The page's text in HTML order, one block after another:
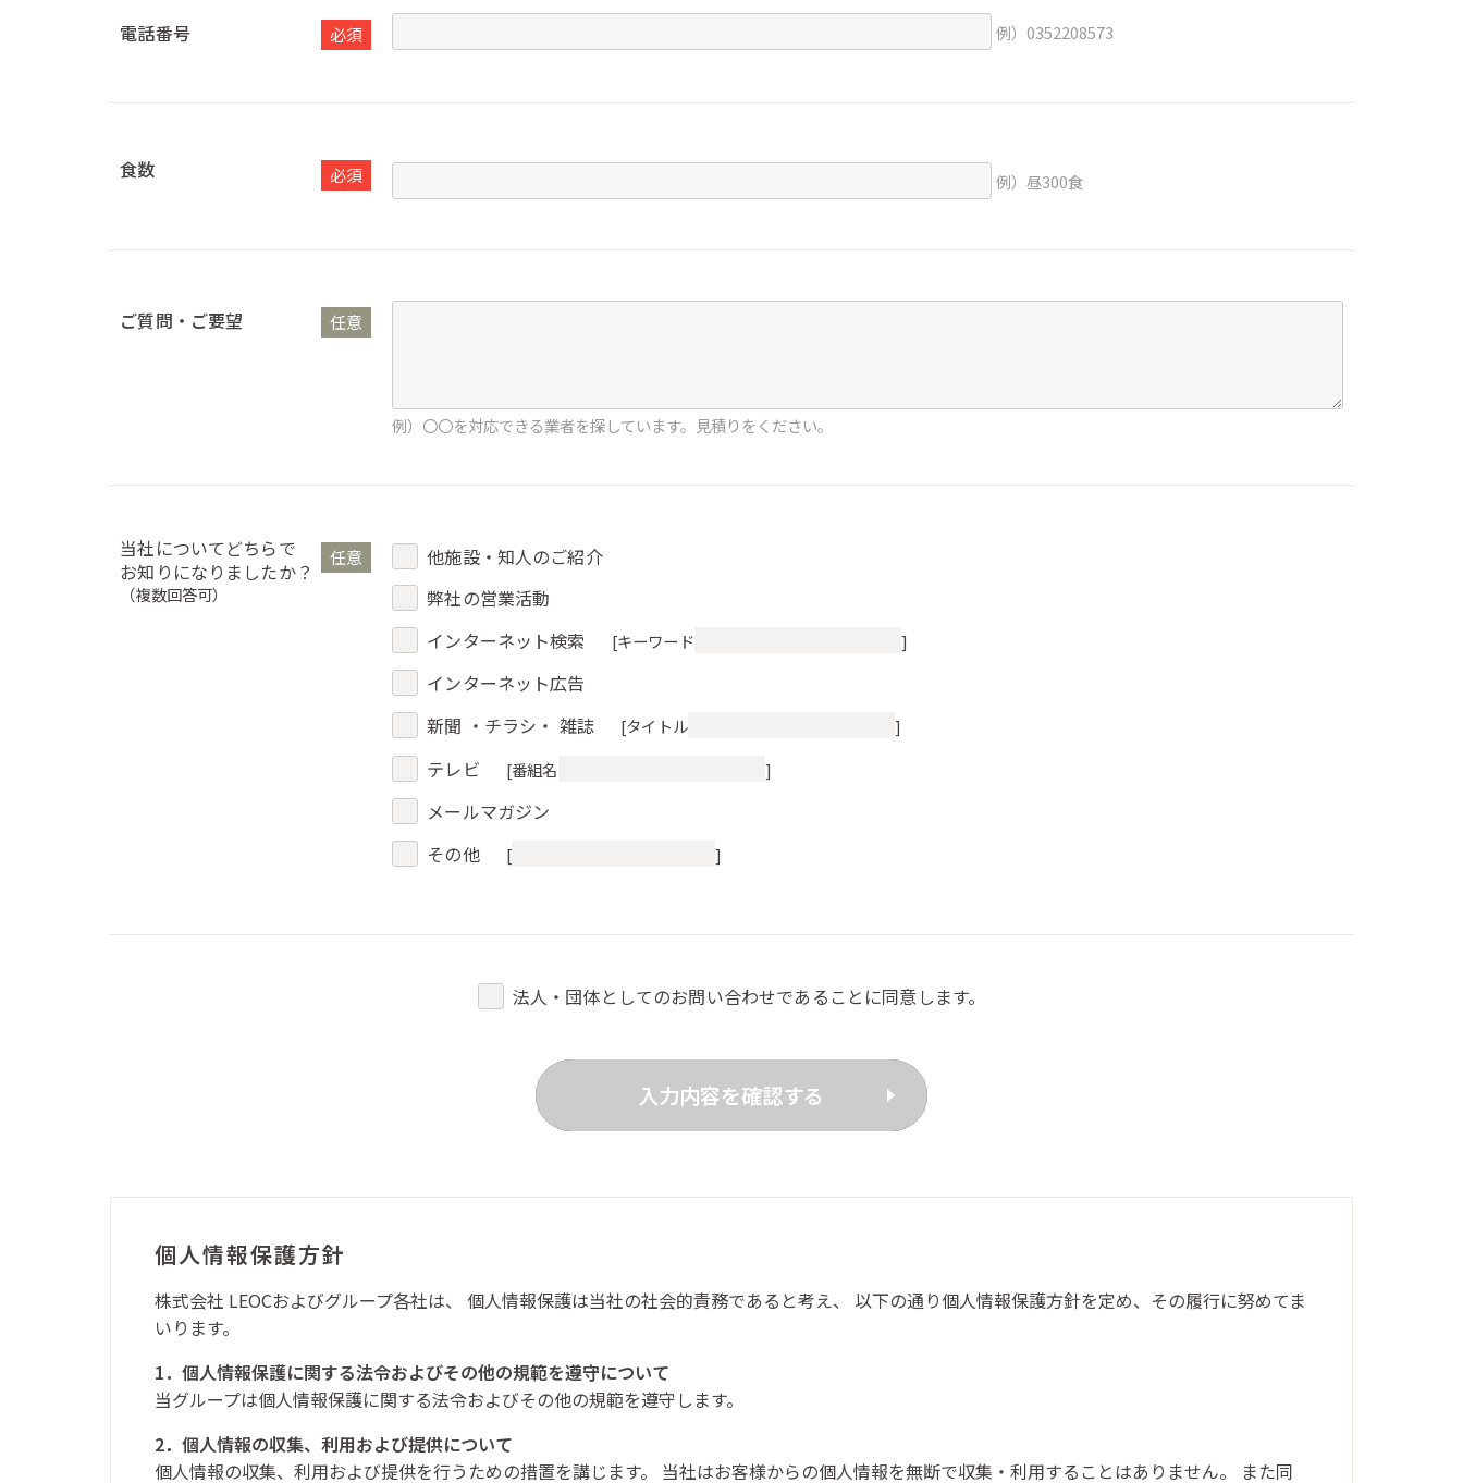
必須
電話番号 例）0352208573
必須
食数 例）昼300食
任意
ご質問・ご要望
例）〇〇を対応できる業者を探しています。見積りをください。
任意
当社についてどちらで
お知りになりましたか？
（複数回答可）
他施設・知人のご紹介
弊社の営業活動
インターネット検索
[キーワード ]
インターネット広告
新聞 ・チラシ・ 雑誌
[タイトル ]
テレビ [番組名 ]
メールマガジン
その他
[ ]
法人・団体としてのお問い合わせであることに同意します。
個人情報保護方針
株式会社 LEOCおよびグループ各社は、 個人情報保護は当社の社会的責務であると考え、
以下の通り個人情報保護方針を定め、その履行に努めてま
いります。
1．個人情報保護に関する法令およびその他の規範を遵守について
当グループは個人情報保護に関する法令およびその他の規範を遵守します。
2．個人情報の収集、利用および提供について
個人情報の収集、利用および提供を行うための措置を講じます。
当社はお客様からの個人情報を無断で収集・利用することはありません。 また同